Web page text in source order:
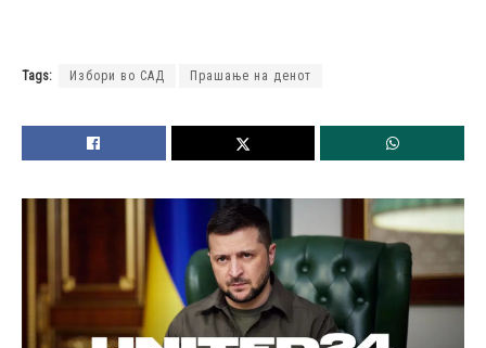
Tags: Избори во САД Прашање на денот